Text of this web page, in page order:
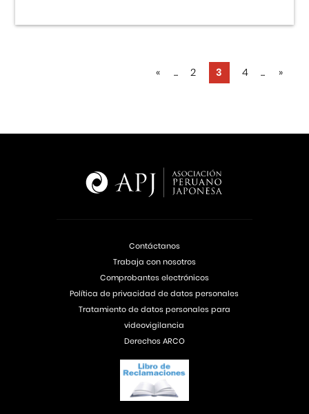
« ... 2 3 4 ... »
Contáctanos
Trabaja con nosotros
Comprobantes electrónicos
Política de privacidad de datos personales
Tratamiento de datos personales para
videovigilancia
Derechos ARCO